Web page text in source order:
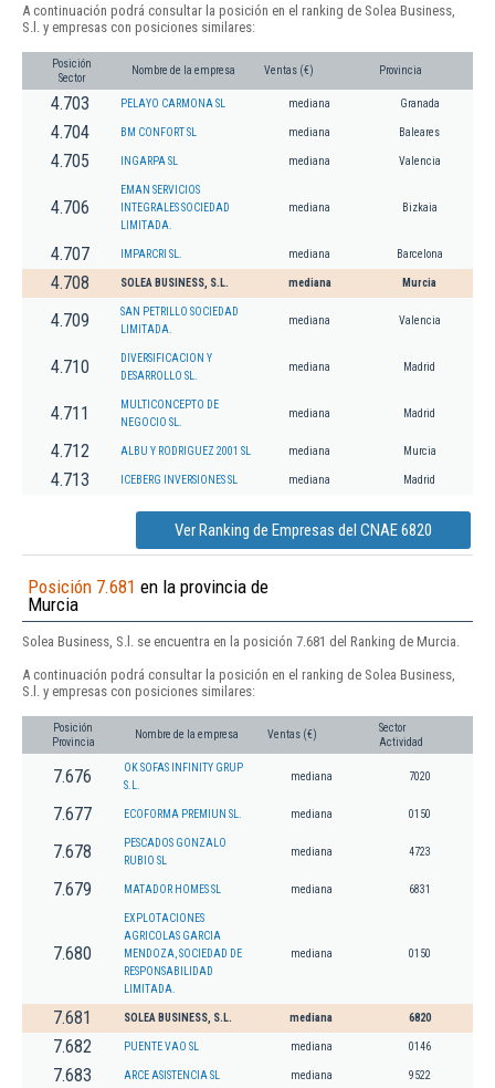
A continuación podrá consultar la posición en el ranking de Solea Business,
S.l. y empresas con posiciones similares:
Posición
Sector
Nombre de la empresa Ventas (€) Provincia
4.703 PELAYO CARMONA SL mediana Granada
4.704 BM CONFORT SL mediana Baleares
4.705 INGARPA SL mediana Valencia
4.706
EMAN SERVICIOS
INTEGRALES SOCIEDAD
LIMITADA.
mediana Bizkaia
4.707 IMPARCRI SL. mediana Barcelona
4.708 SOLEA BUSINESS, S.L. mediana Murcia
4.709
SAN PETRILLO SOCIEDAD
LIMITADA.
mediana Valencia
4.710
DIVERSIFICACION Y
DESARROLLO SL.
mediana Madrid
4.711
MULTICONCEPTO DE
NEGOCIO SL.
mediana Madrid
4.712 ALBU Y RODRIGUEZ 2001 SL mediana Murcia
4.713 ICEBERG INVERSIONES SL mediana Madrid
Ver Ranking de Empresas del CNAE 6820
Posición 7.681 en la provincia de
Murcia
Solea Business, S.l. se encuentra en la posición 7.681 del Ranking de Murcia.
A continuación podrá consultar la posición en el ranking de Solea Business,
S.l. y empresas con posiciones similares:
Posición
Provincia
Nombre de la empresa Ventas (€)
Sector
Actividad
7.676
OK SOFAS INFINITY GRUP
S.L.
mediana 7020
7.677 ECOFORMA PREMIUN SL. mediana 0150
7.678
PESCADOS GONZALO
RUBIO SL
mediana 4723
7.679 MATADOR HOMES SL mediana 6831
7.680
EXPLOTACIONES
AGRICOLAS GARCIA
MENDOZA, SOCIEDAD DE
RESPONSABILIDAD
LIMITADA.
mediana 0150
7.681 SOLEA BUSINESS, S.L. mediana 6820
7.682 PUENTE VAO SL mediana 0146
7.683 ARCE ASISTENCIA SL mediana 9522